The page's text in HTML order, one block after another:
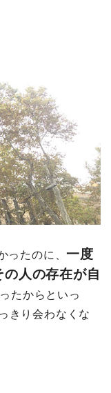
ったのに、一度
人の存在が自
たからといっ
きり会わなくな